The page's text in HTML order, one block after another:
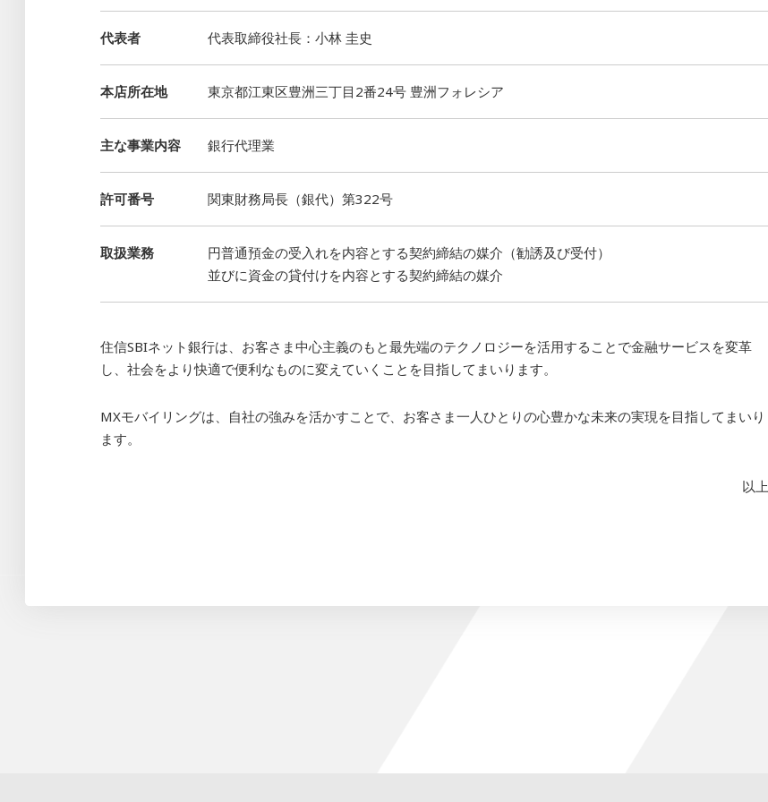
代表者 代表取締役社長：小林 圭史
本店所在地 東京都江東区豊洲三丁目2番24号 豊洲フォレシア
主な事業内容 銀行代理業
許可番号 関東財務局長（銀代）第322号
取扱業務
円普通預金の受入れを内容とする契約締結の媒介（勧誘及び受付）
並びに資金の貸付けを内容とする契約締結の媒介
住信SBIネット銀行は、お客さま中心主義のもと最先端のテクノロジーを活用することで金融サービスを変革
し、社会をより快適で便利なものに変えていくことを目指してまいります。
MXモバイリングは、自社の強みを活かすことで、お客さま一人ひとりの心豊かな未来の実現を目指してまいり
ます。
以上